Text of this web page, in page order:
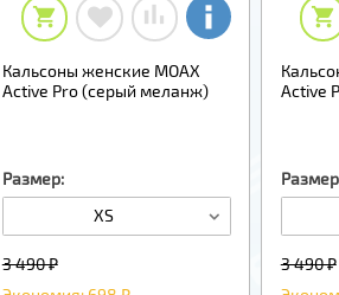
Кальсоны женские MOAX
Active Pro (серый меланж)
Размер:
XS
3 490 ₽
Active
3 490 ₽